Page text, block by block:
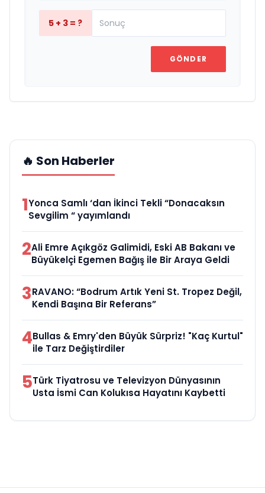
5 + 3 = ?
GÖNDER
🔥 Son Haberler
1Yonca Samlı ‘dan İkinci Tekli “Donacaksın
Sevgilim “ yayımlandı
2Ali Emre Açıkgöz Galimidi, Eski AB Bakanı ve
Büyükelçi Egemen Bağış ile Bir Araya Geldi
3RAVANO: “Bodrum Artık Yeni St. Tropez Değil,
Kendi Başına Bir Referans”
4Bullas & Emry'den Büyük Sürpriz! "Kaç Kurtul"
ile Tarz Değiştirdiler
5Türk Tiyatrosu ve Televizyon Dünyasının
Usta İsmi Can Kolukısa Hayatını Kaybetti